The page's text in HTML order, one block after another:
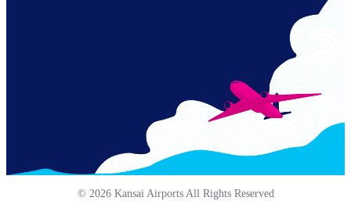
© 2026 Kansai Airports All Rights Reserved